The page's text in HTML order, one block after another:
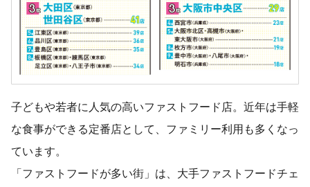
子どもや若者に人気の高いファストフード店。近年は手軽
な食事ができる定番店として、ファミリー利用も多くなっ
ています。
「ファストフードが多い街」は、大手ファストフードチェ